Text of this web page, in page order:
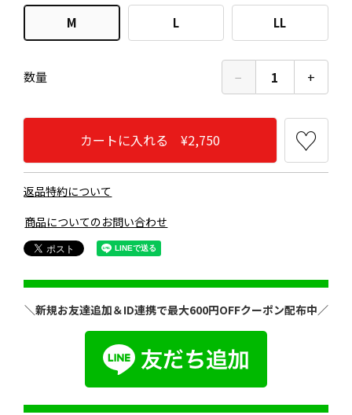
M L LL
数量 − 1 +
カートに入れる ¥2,750
返品特約について
商品についてのお問い合わせ
＼新規お友達追加＆ID連携で最大600円OFFクーポン配布中／